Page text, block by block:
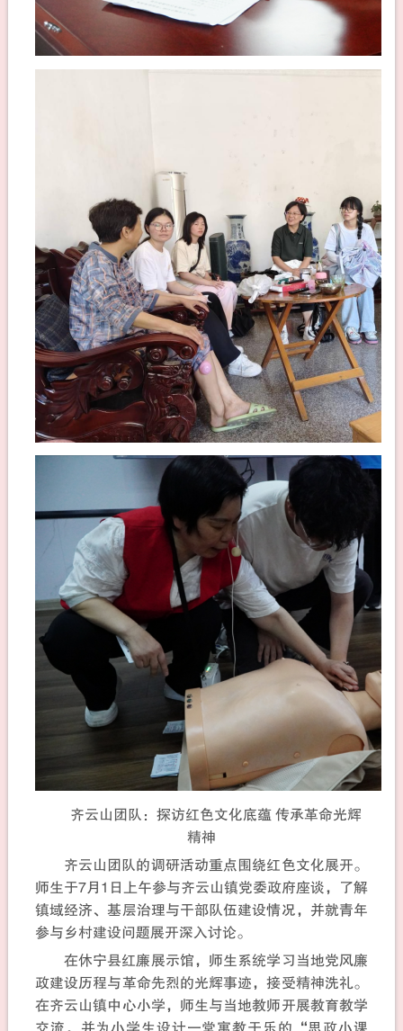
齐云山团队：探访红色文化底蕴 传承革命光辉
精神
齐云山团队的调研活动重点围绕红色文化展开。
师生于7月1日上午参与齐云山镇党委政府座谈，了解
镇域经济、基层治理与干部队伍建设情况，并就青年
参与乡村建设问题展开深入讨论。
在休宁县红廉展示馆，师生系统学习当地党风廉
政建设历程与革命先烈的光辉事迹，接受精神洗礼。
在齐云山镇中心小学，师生与当地教师开展教育教学